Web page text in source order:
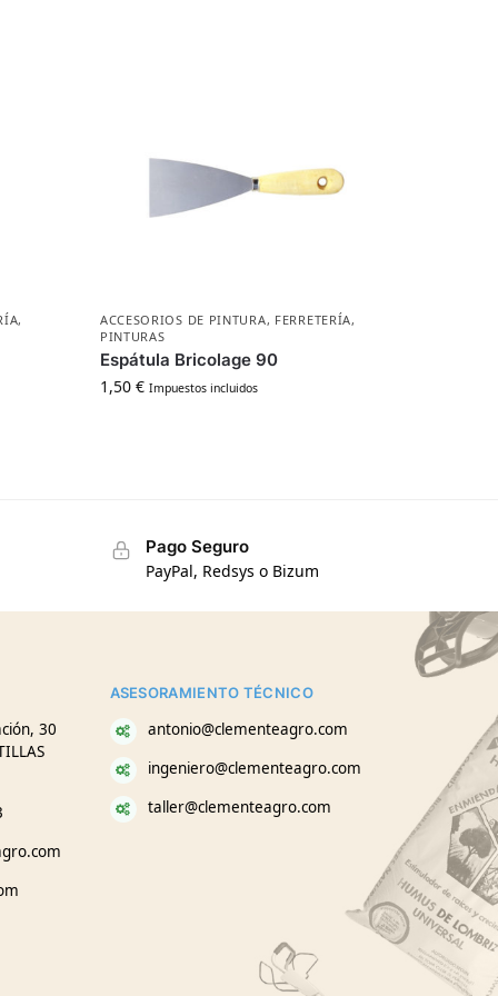
,
ACCESORIOS DE PINTURA, FERRETERÍA,
PINTURAS
Espátula Bricolage 90
1,50 € Impuestos incluidos
Pago Seguro
PayPal, Redsys o Bizum
30
ASESORAMIENTO TÉCNICO
antonio@clementeagro.com
ingeniero@clementeagro.com
taller@clementeagro.com